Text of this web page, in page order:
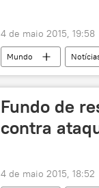
4 de maio 2015, 19:58
Mundo
Fundo de
contra
4 de maio 2015, 18:52